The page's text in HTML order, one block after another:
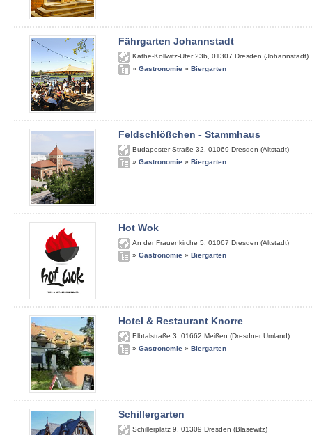
Fährgarten Johannstadt
Käthe-Kollwitz-Ufer 23b 01307 Dresden (Johannstadt)
» Gastronomie » Biergarten
Feldschlößchen - Stammhaus
Budapester Straße 32 01069 Dresden (Altstadt)
» Gastronomie » Biergarten
Hot Wok
An der Frauenkirche 5 01067 Dresden (Altstadt)
» Gastronomie » Biergarten
Hotel & Restaurant Knorre
Elbtalstraße 3 01662 Meißen (Dresdner Umland)
» Gastronomie » Biergarten
Schillergarten
Schillerplatz 9 01309 Dresden (Blasewitz)